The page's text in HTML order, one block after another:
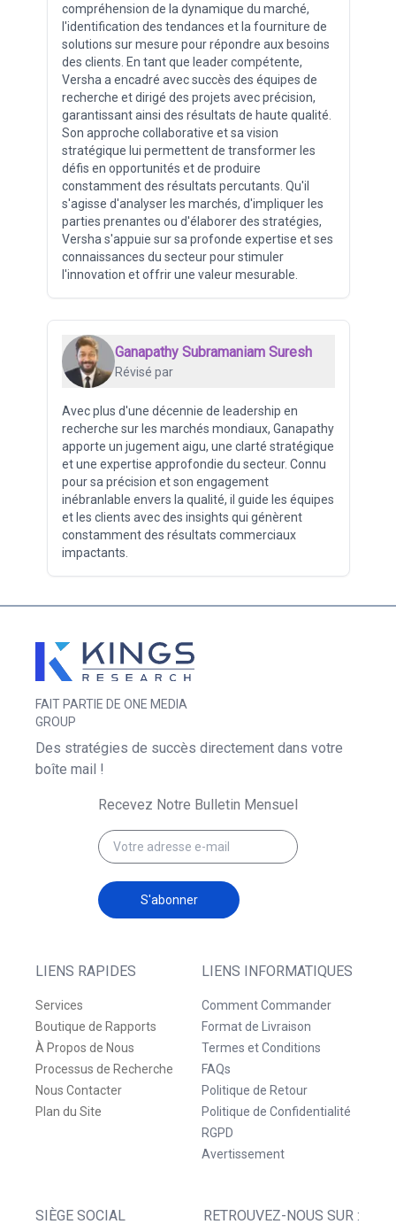
compréhension de la dynamique du marché,
l'identification des tendances et la fourniture de
solutions sur mesure pour répondre aux besoins
des clients. En tant que leader compétente,
Versha a encadré avec succès des équipes de
recherche et dirigé des projets avec précision,
garantissant ainsi des résultats de haute qualité.
Son approche collaborative et sa vision
stratégique lui permettent de transformer les
défis en opportunités et de produire
constamment des résultats percutants. Qu'il
s'agisse d'analyser les marchés, d'impliquer les
parties prenantes ou d'élaborer des stratégies,
Versha s'appuie sur sa profonde expertise et ses
connaissances du secteur pour stimuler
l'innovation et offrir une valeur mesurable.
Ganapathy Subramaniam Suresh
Révisé par
Avec plus d'une décennie de leadership en
recherche sur les marchés mondiaux, Ganapathy
apporte un jugement aigu, une clarté stratégique
et une expertise approfondie du secteur. Connu
pour sa précision et son engagement
inébranlable envers la qualité, il guide les équipes
et les clients avec des insights qui génèrent
constamment des résultats commerciaux
impactants.
FAIT PARTIE DE ONE MEDIA
GROUP
LIENS RAPIDES
Services
Boutique de Rapports
À Propos de Nous
Processus de Recherche
Nous Contacter
Plan du Site
LIENS INFORMATIQUES
Comment Commander
Format de Livraison
Termes et Conditions
FAQs
Politique de Retour
Politique de Confidentialité
RGPD
Avertissement
SIÈGE SOCIAL RETROUVEZ-NOUS SUR :
Des stratégies de succès directement dans votre
boîte mail !
Recevez Notre Bulletin Mensuel
S'abonner